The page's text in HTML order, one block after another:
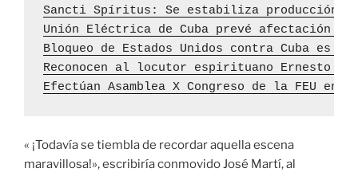
Sancti Spíritus: Se estabiliza producción
Unión Eléctrica de Cuba prevé afectación
Bloqueo de Estados Unidos contra Cuba es
Reconocen al locutor espirituano Ernesto
Efectúan Asamblea X Congreso de la FEU
« ¡Todavía se tiembla de recordar aquella escena
maravillosa!», escribiría conmovido José Martí, al